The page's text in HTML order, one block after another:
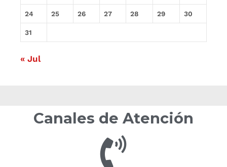
24 25 26 27 28 29 30
31
« Jul
Canales de Atención